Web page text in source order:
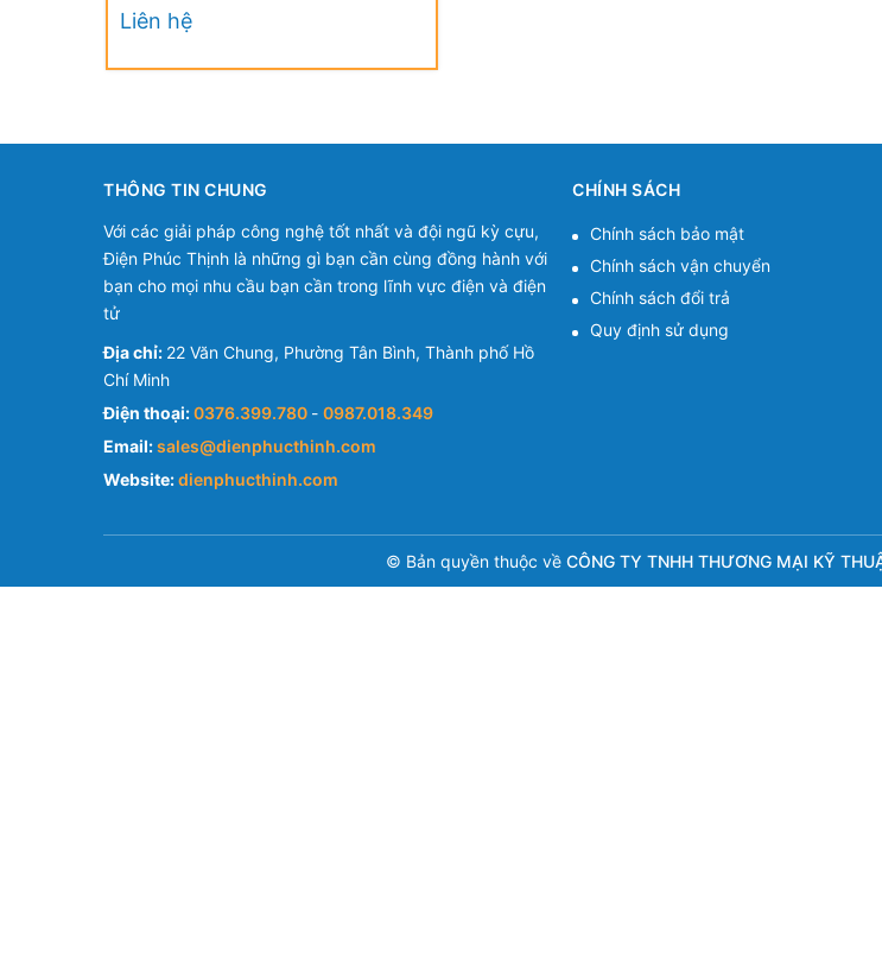
INSULATED COPPER TUBULAR LUGS
(TLD SERIES)
Liên hệ
THÔNG TIN CHUNG
Với các giải pháp công nghệ tốt nhất và đội ngũ kỳ cựu,
Điện Phúc Thịnh là những gì bạn cần cùng đồng hành với
bạn cho mọi nhu cầu bạn cần trong lĩnh vực điện và điện
tử
Địa chỉ: 22 Văn Chung, Phường Tân Bình, Thành phố Hồ
Chí Minh
Điện thoại:0376.399.780 - 0987.018.349
Email:sales@dienphucthinh.com
Website:dienphucthinh.com
CHÍNH SÁCH
Chính sách bảo mật
Chính sách vận chuyển
Chính sách đổi trả
Quy định sử dụng
© Bản quyền thuộc về CÔNG TY TNHH THƯƠNG MẠI KỸ